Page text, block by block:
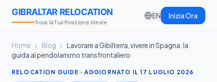
GIBRALTAR RELOCATION
Trova la Tua Posizione Ideale
EN Inizia Ora
Home › Blog › Lavorare a Gibilterra, vivere in Spagna: la
guida al pendolarismo transfrontaliero
RELOCATION GUIDE · AGGIORNATO IL 17 LUGLIO 2026